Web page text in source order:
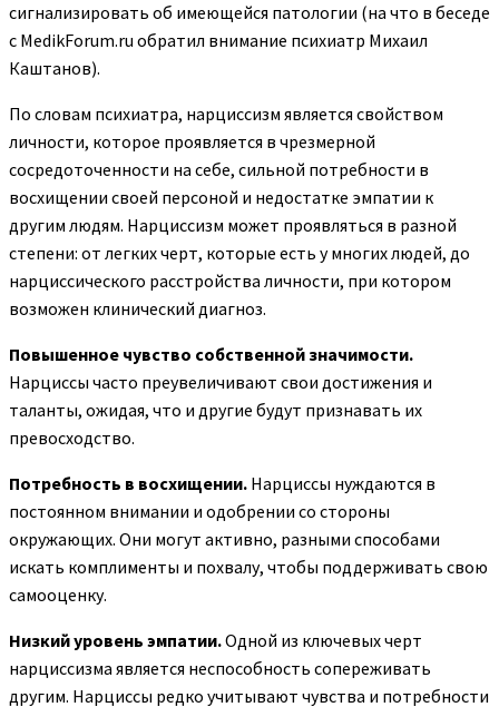
сигнализировать об имеющейся патологии (на что в беседе
с MedikForum.ru обратил внимание психиатр Михаил
Каштанов).
По словам психиатра, нарциссизм является свойством
личности, которое проявляется в чрезмерной
сосредоточенности на себе, сильной потребности в
восхищении своей персоной и недостатке эмпатии к
другим людям. Нарциссизм может проявляться в разной
степени: от легких черт, которые есть у многих людей, до
нарциссического расстройства личности, при котором
возможен клинический диагноз.
Повышенное чувство собственной значимости.
Нарциссы часто преувеличивают свои достижения и
таланты, ожидая, что и другие будут признавать их
превосходство.
Потребность в восхищении. Нарциссы нуждаются в
постоянном внимании и одобрении со стороны
окружающих. Они могут активно, разными способами
искать комплименты и похвалу, чтобы поддерживать свою
самооценку.
Низкий уровень эмпатии.Одной из ключевых черт
нарциссизма является неспособность сопереживать
другим. Нарциссы редко учитывают чувства и потребности